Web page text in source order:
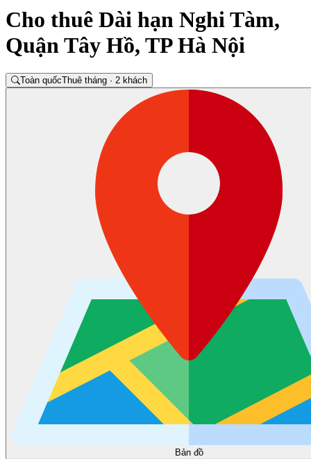
Cho thuê Dài hạn Nghi Tàm,
Quận Tây Hồ, TP Hà Nội
Toàn quốcThuê tháng · 2 khách
Bản đồ